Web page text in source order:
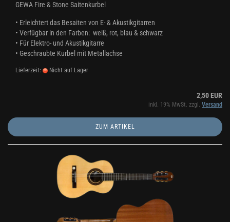
GEWA Fire & Stone Saitenkurbel
• Erleichtert das Besaiten von E- & Akustikgitarren
• Verfügbar in den Farben: weiß, rot, blau & schwarz
• Für Elektro- und Akustikgitarre
• Geschraubte Kurbel mit Metallachse
Lieferzeit: Nicht auf Lager
2,50 EUR
inkl. 19% MwSt. zzgl. Versand
ZUM ARTIKEL